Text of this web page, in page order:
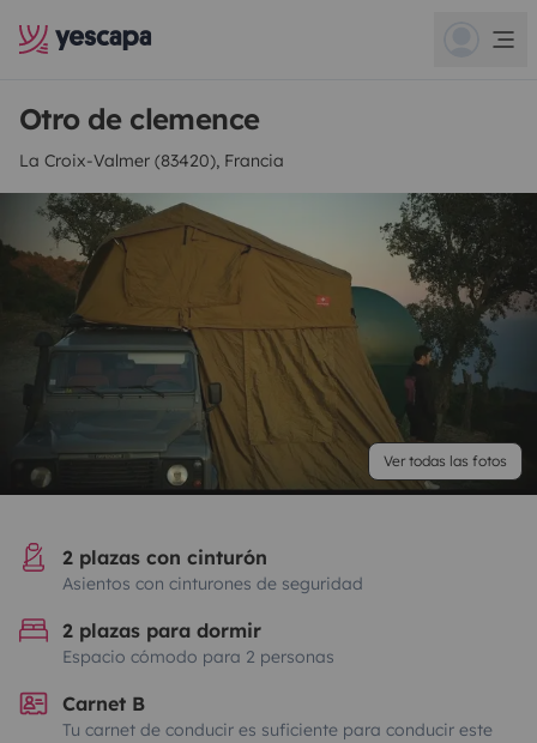
Otro de clemence
La Croix-Valmer (83420), Francia
Ver todas las fotos
2 plazas con cinturón
Asientos con cinturones de seguridad
2 plazas para dormir
Espacio cómodo para 2 personas
Carnet B
Tu carnet de conducir es suficiente para conducir este